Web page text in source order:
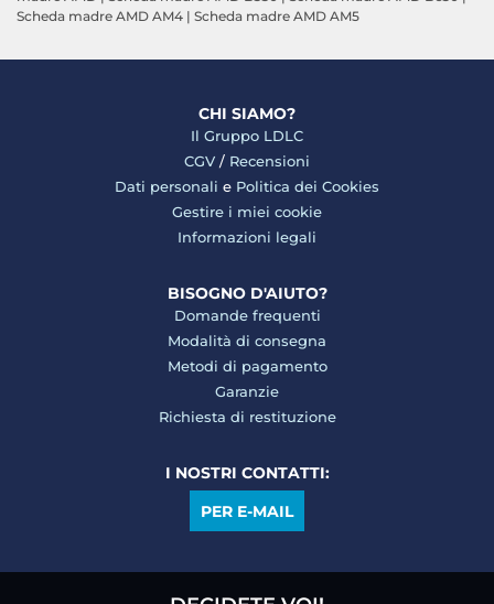
Scheda madre AMD AM4 | Scheda madre AMD AM5
CHI SIAMO?
Il Gruppo LDLC
CGV / Recensioni
Dati personali e Politica dei Cookies
Gestire i miei cookie
Informazioni legali
BISOGNO D'AIUTO?
Domande frequenti
Modalità di consegna
Metodi di pagamento
Garanzie
Richiesta di restituzione
I NOSTRI CONTATTI:
PER E-MAIL